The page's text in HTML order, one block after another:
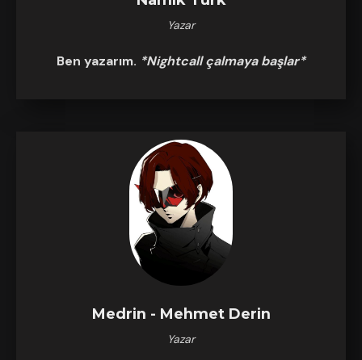
Yazar
Ben yazarım. *Nightcall çalmaya başlar*
Medrin - Mehmet Derin
Yazar